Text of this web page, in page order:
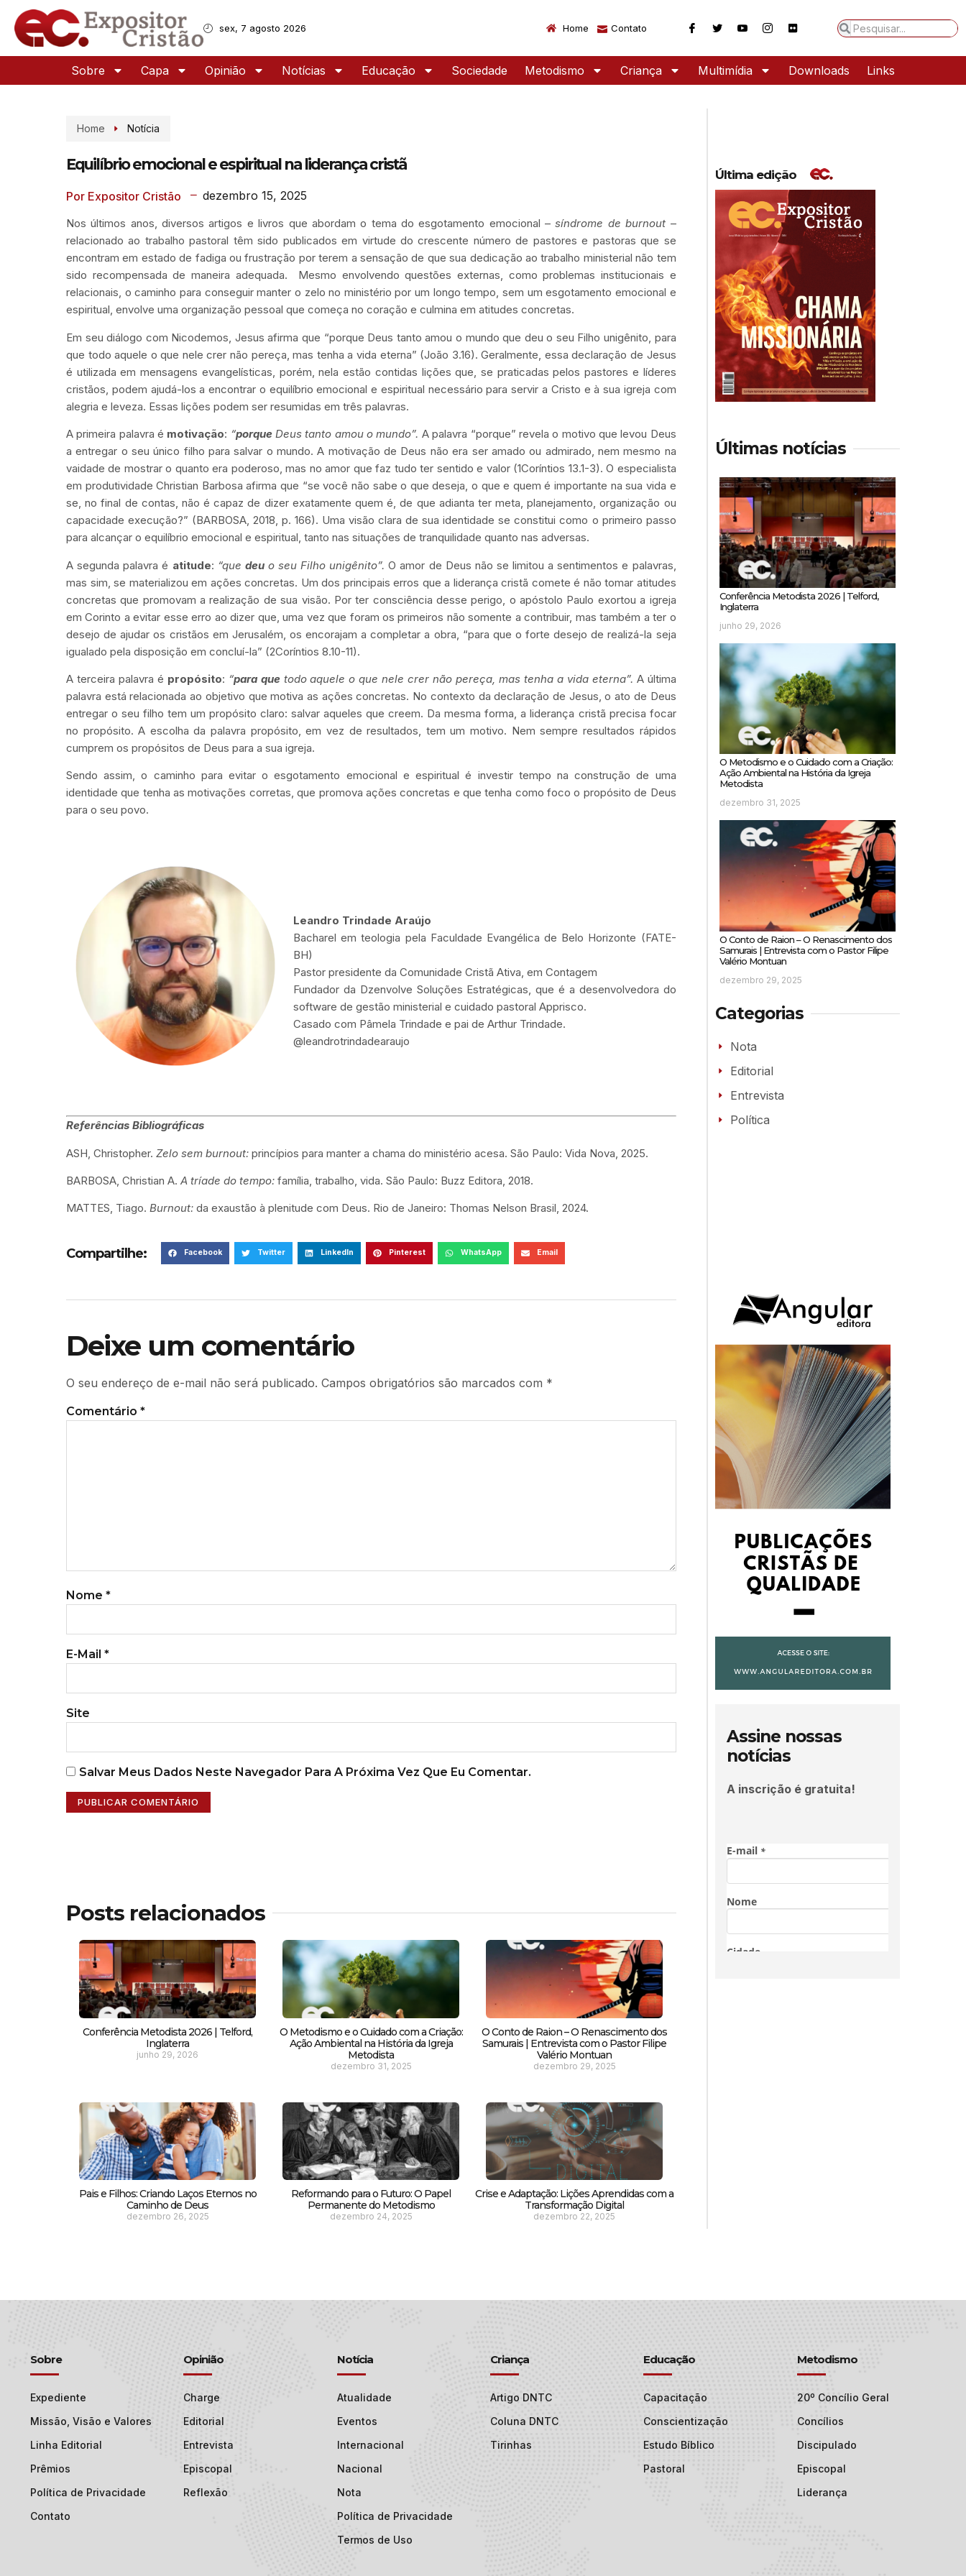
sex, 7 agosto 2026 Home Contato
Sobre Capa Opinião Notícias Educação Sociedade Metodismo Criança Multimídia Downloads Links
Home Notícia
Equilíbrio emocional e espiritual na liderança cristã
Por Expositor Cristão dezembro 15, 2025
Nos últimos anos, diversos artigos e livros que abordam o tema do esgotamento emocional –síndrome de burnout –
relacionado ao trabalho pastoral têm sido publicados em virtude do crescente número de pastores e pastoras que se
encontram em estado de fadiga ou frustração por terem a sensação de que sua dedicação ao trabalho ministerial não tem
sido recompensada de maneira adequada. Mesmo envolvendo questões externas, como problemas institucionais e
relacionais, o caminho para conseguir manter o zelo no ministério por um longo tempo, sem um esgotamento emocional e
espiritual, envolve uma organização pessoal que começa no coração e culmina em atitudes concretas.
Em seu diálogo com Nicodemos, Jesus afirma que “porque Deus tanto amou o mundo que deu o seu Filho unigênito, para
que todo aquele o que nele crer não pereça, mas tenha a vida eterna” (João 3.16). Geralmente, essa declaração de Jesus
é utilizada em mensagens evangelísticas, porém, nela estão contidas lições que, se praticadas pelos pastores e líderes
cristãos, podem ajudá-los a encontrar o equilíbrio emocional e espiritual necessário para servir a Cristo e à sua igreja com
alegria e leveza. Essas lições podem ser resumidas em três palavras.
A primeira palavra é motivação: “porqueDeus tanto amou o mundo”. A palavra “porque” revela o motivo que levou Deus
a entregar o seu único filho para salvar o mundo. A motivação de Deus não era ser amado ou admirado, nem mesmo na
vaidade de mostrar o quanto era poderoso, mas no amor que faz tudo ter sentido e valor (1Coríntios 13.1-3). O especialista
em produtividade Christian Barbosa afirma que “se você não sabe o que deseja, o que e quem é importante na sua vida e
se, no final de contas, não é capaz de dizer exatamente quem é, de que adianta ter meta, planejamento, organização ou
capacidade execução?” (BARBOSA, 2018, p. 166). Uma visão clara de sua identidade se constitui como o primeiro passo
para alcançar o equilíbrio emocional e espiritual, tanto nas situações de tranquilidade quanto nas adversas.
A segunda palavra é atitude: “que deuo seu Filho unigênito”. O amor de Deus não se limitou a sentimentos e palavras,
mas sim, se materializou em ações concretas. Um dos principais erros que a liderança cristã comete é não tomar atitudes
concretas que promovam a realização de sua visão. Por ter consciência desse perigo, o apóstolo Paulo exortou a igreja
em Corinto a evitar esse erro ao dizer que, uma vez que foram os primeiros não somente a contribuir, mas também a ter o
desejo de ajudar os cristãos em Jerusalém, os encorajam a completar a obra, “para que o forte desejo de realizá-la seja
igualado pela disposição em concluí-la” (2Coríntios 8.10-11).
A terceira palavra é propósito: “para quetodo aquele o que nele crer não pereça, mas tenha a vida eterna”. A última
palavra está relacionada ao objetivo que motiva as ações concretas. No contexto da declaração de Jesus, o ato de Deus
entregar o seu filho tem um propósito claro: salvar aqueles que creem. Da mesma forma, a liderança cristã precisa focar
no propósito. A escolha da palavra propósito, em vez de resultados, tem um motivo. Nem sempre resultados rápidos
cumprem os propósitos de Deus para a sua igreja.
Sendo assim, o caminho para evitar o esgotamento emocional e espiritual é investir tempo na construção de uma
identidade que tenha as motivações corretas, que promova ações concretas e que tenha como foco o propósito de Deus
para o seu povo.
Leandro Trindade Araújo
Bacharel em teologia pela Faculdade Evangélica de Belo Horizonte (FATE-
BH)
Pastor presidente da Comunidade Cristã Ativa, em Contagem
Fundador da Dzenvolve Soluções Estratégicas, que é a desenvolvedora do
software de gestão ministerial e cuidado pastoral Apprisco.
Casado com Pâmela Trindade e pai de Arthur Trindade.
@leandrotrindadearaujo
Referências Bibliográficas
ASH, Christopher. Zelo sem burnout: princípios para manter a chama do ministério acesa. São Paulo: Vida Nova, 2025.
BARBOSA, Christian A. A tríade do tempo: família, trabalho, vida. São Paulo: Buzz Editora, 2018.
MATTES, Tiago. Burnout: da exaustão à plenitude com Deus. Rio de Janeiro: Thomas Nelson Brasil, 2024.
Compartilhe: Facebook Twitter LinkedIn Pinterest WhatsApp Email
Deixe um comentário
O seu endereço de e-mail não será publicado. Campos obrigatórios são marcados com *
Comentário *
Nome *
E-Mail *
Site
Salvar Meus Dados Neste Navegador Para A Próxima Vez Que Eu Comentar.
Posts relacionados
Conferência Metodista 2026 | Telford,
Inglaterra
junho 29, 2026
O Metodismo e o Cuidado com a Criação:
Ação Ambiental na História da Igreja
Metodista
dezembro 31, 2025
O Conto de Raion – O Renascimento dos
Samurais | Entrevista com o Pastor Filipe
Valério Montuan
dezembro 29, 2025
Pais e Filhos: Criando Laços Eternos no
Caminho de Deus
dezembro 26, 2025
Reformando para o Futuro: O Papel
Permanente do Metodismo
dezembro 24, 2025
Crise e Adaptação: Lições Aprendidas com a
Transformação Digital
dezembro 22, 2025
Última edição
Últimas notícias
Conferência Metodista 2026 | Telford,
Inglaterra
junho 29, 2026
O Metodismo e o Cuidado com a Criação:
Ação Ambiental na História da Igreja
Metodista
dezembro 31, 2025
O Conto de Raion – O Renascimento dos
Samurais | Entrevista com o Pastor Filipe
Valério Montuan
dezembro 29, 2025
Categorias
Nota
Editorial
Entrevista
Política
Assine nossas
notícias
A inscrição é gratuita!
Sobre
Expediente
Missão, Visão e Valores
Linha Editorial
Prêmios
Política de Privacidade
Contato
Opinião
Charge
Editorial
Entrevista
Episcopal
Reflexão
Notícia
Atualidade
Eventos
Internacional
Nacional
Nota
Política de Privacidade
Termos de Uso
Criança
Artigo DNTC
Coluna DNTC
Tirinhas
Educação
Capacitação
Conscientização
Estudo Bíblico
Pastoral
Metodismo
20º Concílio Geral
Concílios
Discipulado
Episcopal
Liderança